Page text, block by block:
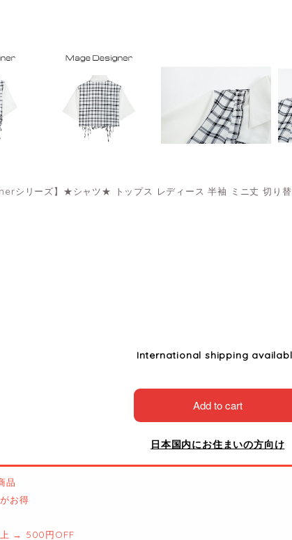
シリーズ】★シャツ★ トップス レディース 半袖 ミニ丈 切り
International shipping
Add to cart
日本国内にお住まいの方向け
品
お得
→ 500円OFF